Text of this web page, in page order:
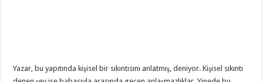
Yazar, bu yapıtında kişisel bir sıkıntısını anlatmış, deniyor. Kişisel sıkıntı